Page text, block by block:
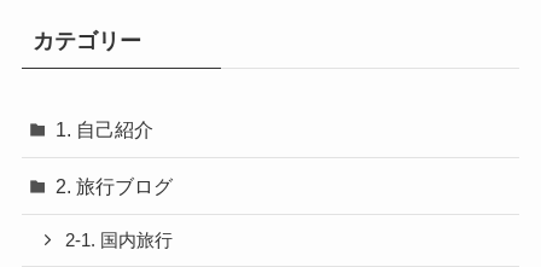
カテゴリー
1. 自己紹介
2. 旅行ブログ
2-1. 国内旅行